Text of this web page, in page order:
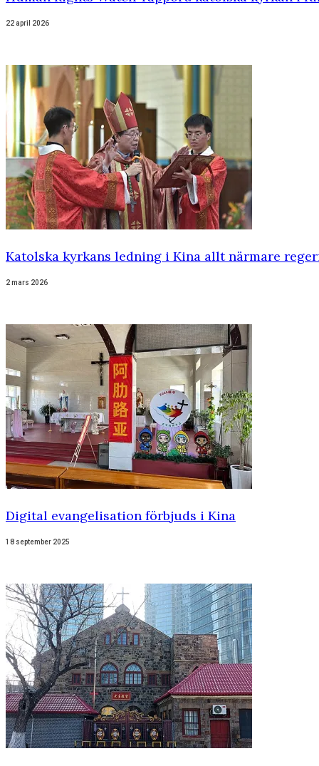
22 april 2026
Katolska kyrkans ledning i Kina allt närmare
2 mars 2026
Digital evangelisation förbjuds i Kina
18 september 2025